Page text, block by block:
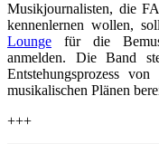
Musikjournalisten, die
kennenlernen wollen,
Lounge für die
anmelden. Die Band
Entstehungsprozess
musikalischen Plänen
+++